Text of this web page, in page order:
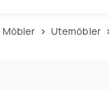
Möbler Utemöbler